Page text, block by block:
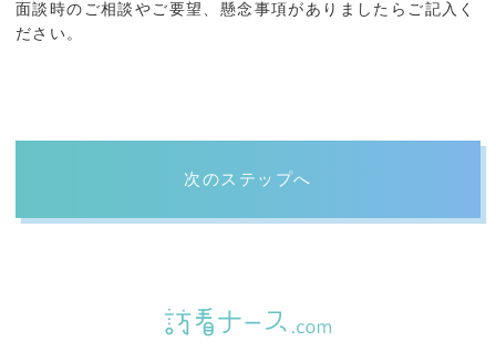
面談時のご相談やご要望、懸念事項がありましたらご記入く
ださい。
次のステップへ